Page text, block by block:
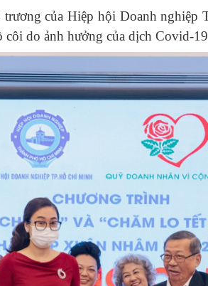
của Hiệp hội Doanh
côi do ảnh hưởng của dịch Covid-